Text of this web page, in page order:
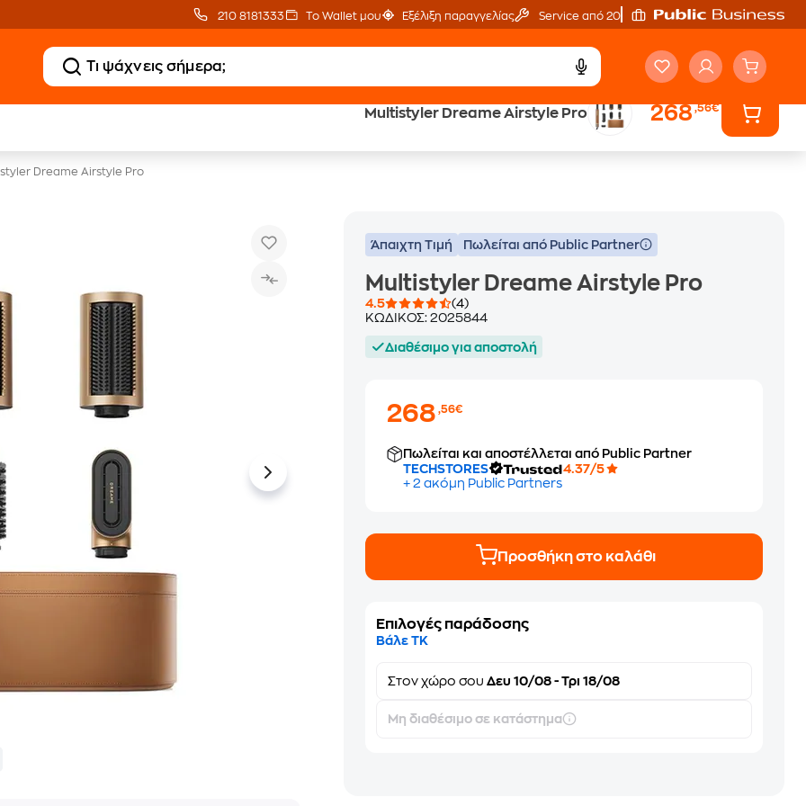
210 8181333 Το Wallet μου Εξέλιξη παραγγελίας Service από 20'
Multistyler Dreame Airstyle Pro 268,56€
Άτοκες Δόσεις Public επιστροφή €
Dreame Airstyle Pro
Άπαιχτη Τιμή Πωλείται από Public Partner
Multistyler Dreame Airstyle Pro
4.5
(4)
ΚΩΔΙΚΟΣ:2025844
Διαθέσιμο για αποστολή
268,56€
Πωλείται και αποστέλλεται από Public Partner
TECHSTORES
4.37/5
+ 2 ακόμη Public Partners
Προσθήκη στο καλάθι
Επιλογές παράδοσης
Βάλε ΤΚ
Στονχώρο σου Δευ 10/08 - Τρι 18/08
Μη διαθέσιμο σε κατάστημα